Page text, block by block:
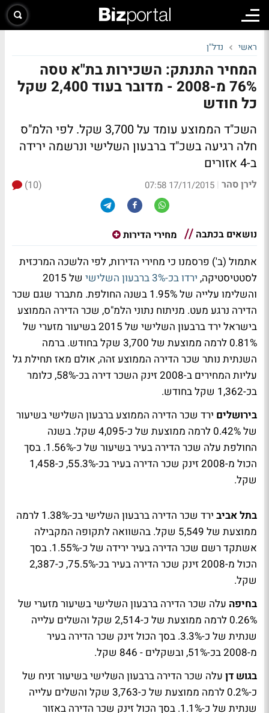
ראשי נדל"ן
המחיר התנתק: השכירות בת"א טסה
76% מ-2008 - מדובר בעוד 2,400 שקל
כל חודש
השכ"ד הממוצע עומד על 3,700 שקל. לפי הלמ"ס
חלה רגיעה בשכ"ד ברבעון השלישי ונרשמה ירידה
ב-4 אזורים
לירן סהר |
17/11/2015 07:58
(10)
נושאים בכתבה מחירי הדירות
אתמול (ב') פרסמנו כי מחירי הדירות, לפי הלשכה המרכזית
לסטטיסטיקה, ירדו בכ-3% ברבעון השלישי
של 2015
והשלימו עלייה של 1.95% בשנה החולפת. מתברר שגם שכר
הדירה נרגע מעט. מניתוח נתוני הלמ"ס, שכר הדירה הממוצע
בישראל ירד ברבעון השלישי של 2015 בשיעור מזערי של
0.81% לרמה ממוצעת של 3,700 שקל בחודש. ברמה
השנתית נותר שכר הדירה הממוצע זהה, אולם מאז תחילת גל
עליות המחירים ב-2008 זינק השכר דירה בכ-58%, כלומר
בכ-1,362 שקל בחודש.
בירושלים ירד שכר הדירה הממוצע ברבעון השלישי בשיעור
של 0.42% לרמה ממוצעת של כ-4,095 שקל. בשנה
החולפת עלה שכר הדירה בעיר בשיעור של כ-1.56%. בסך
הכול מ-2008 זינק שכר הדירה בעיר בכ-55.3%, כ-1,458
שקל.
בתל אביב
ירד שכר הדירה ברבעון השלישי בכ-1.38% לרמה
ממוצעת של 5,549 שקל. בהשוואה לתקופה המקבילה
אשתקד רשם שכר הדירה בעיר ירידה של כ-1.55%. בסך
הכול מ-2008 זינק שכר הדירה בעיר בכ-75.5%, כ-2,387
שקל.
בחיפה עלה שכר הדירה ברבעון השלישי בשיעור מזערי של
0.26% לרמה ממוצעת של כ-2,514 שקל והשלים עלייה
שנתית של כ-3.3%. בסך הכול זינק שכר הדירה בעיר
מ-2008 בכ-51%, ובשקלים - 846 שקל.
בגוש דן עלה שכר הדירה ברבעון השלישי בשיעור זניח של
כ-0.2% לרמה ממוצעת של כ-3,763 שקל והשלים עלייה
שנתית של כ-1.1%. בסך הכול זינק שכר הדירה באזור